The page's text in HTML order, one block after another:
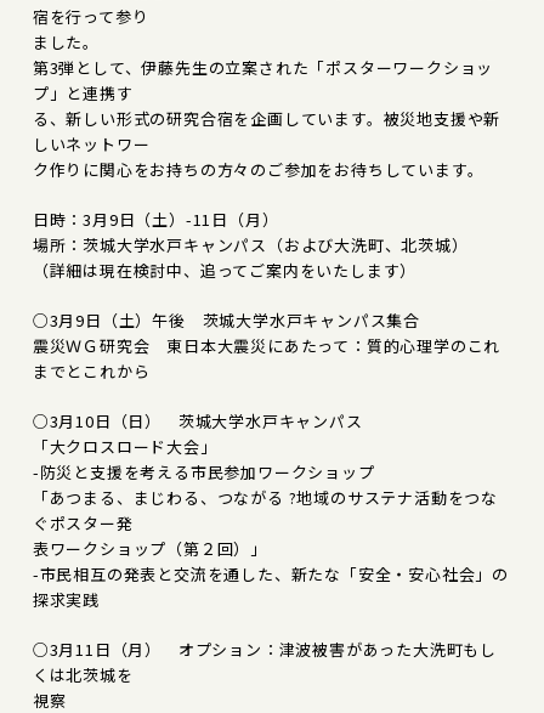
宿を行って参り
ました。
第3弾として、伊藤先生の立案された「ポスターワークショッ
プ」と連携す
る、新しい形式の研究合宿を企画しています。被災地支援や新
しいネットワー
ク作りに関心をお持ちの方々のご参加をお待ちしています。
日時：3月9日（土）-11日（月）
場所：茨城大学水戸キャンパス（および大洗町、北茨城）
（詳細は現在検討中、追ってご案内をいたします）
○3月9日（土）午後 茨城大学水戸キャンパス集合
震災ＷＧ研究会 東日本大震災にあたって：質的心理学のこれ
までとこれから
○3月10日（日） 茨城大学水戸キャンパス
「大クロスロード大会」
-防災と支援を考える市民参加ワークショップ
「あつまる、まじわる、つながる ?地域のサステナ活動をつな
ぐポスター発
表ワークショップ（第２回）」
-市民相互の発表と交流を通した、新たな「安全・安心社会」の
探求実践
○3月11日（月） オプション：津波被害があった大洗町もし
くは北茨城を
視察